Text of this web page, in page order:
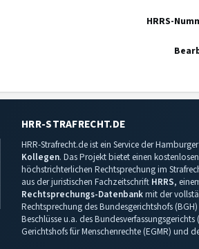
HRRS-
HRR-STRAFRECHT.DE
HRR-Strafrecht.de ist ein Service der
Kollegen. Das Projekt bietet einen
höchstrichterlichen Rechtsprechung im
aus der juristischen Fachzeitschrift HRRS,
Rechtsprechungs-Datenbankmit der
Rechtsprechung des Bundesgerichtshofs
Beschlüsse u.a. des
Gerichtshofs für Menschenrechte (EGMR) und